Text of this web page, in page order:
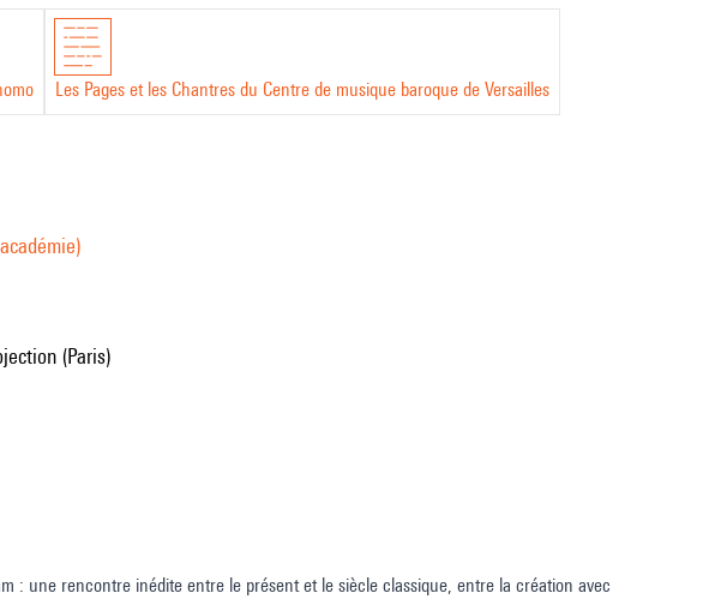
Les Pages et les Chantres du Centre de musique baroque de Versailles
(Paris)
: une rencontre inédite entre le présent et le siècle classique, entre la création avec